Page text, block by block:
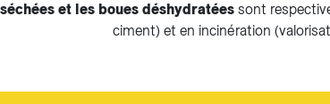
et les boues déshydratées sont
ciment) et en incinération